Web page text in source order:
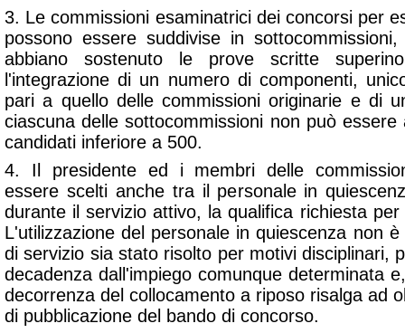
3. Le commissioni esaminatrici dei concorsi per
possono essere suddivise in
abbiano sostenuto le prove scritte
l'integrazione di un numero di componenti,
pari a quello delle commissioni originarie e di
ciascuna delle sottocommissioni non può
candidati inferiore a 500.
4. Il presidente ed i membri delle
essere scelti anche tra il personale in
durante il servizio attivo, la qualifica richiesta
L'utilizzazione del personale in quiescenza non
di servizio sia stato risolto per motivi disciplinari,
decadenza dall'impiego comunque determinata
decorrenza del collocamento a riposo risalga ad
di pubblicazione del bando di concorso.